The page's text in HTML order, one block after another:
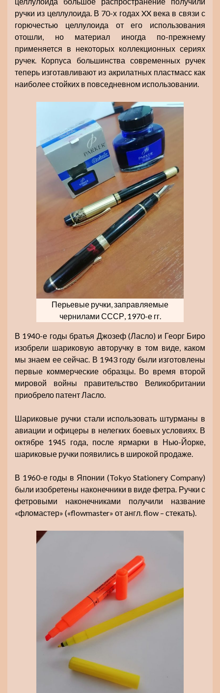
ручки из целлулоида. В 70-х годах XX века в связи с
горючестью целлулоида от его использования
отошли, но материал иногда по-прежнему
применяется в некоторых коллекционных сериях
ручек. Корпуса большинства современных ручек
теперь изготавливают из акрилатных пластмасс как
наиболее стойких в повседневном использовании.
Перьевые ручки, заправляемые
чернилами СССР, 1970-е гг.
В 1940-е годы братья Джозеф (Ласло) и Георг Биро
изобрели шариковую авторучку в том виде, каком
мы знаем ее сейчас. В 1943 году были изготовлены
первые коммерческие образцы. Во время второй
мировой войны правительство Великобритании
приобрело патент Ласло.
Шариковые ручки стали использовать штурманы в
авиации и офицеры в нелегких боевых условиях. В
октябре 1945 года, после ярмарки в Нью-Йорке,
шариковые ручки появились в широкой продаже.
В 1960-е годы в Японии (Tokyo Stationery Company)
были изобретены наконечники в виде фетра. Ручки с
фетровыми наконечниками получили название
«фломастер» («flowmaster» от англ. flow – стекать).